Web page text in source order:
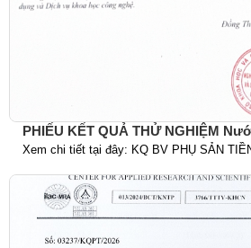
PHIẾU KẾT QUẢ THỬ NGHIỆM
Xem chi tiết tại đây: KQ BV PHỤ SẢN